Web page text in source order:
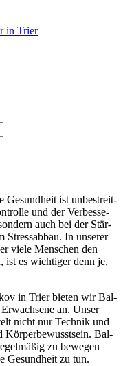
in Trier
Gesund­heit ist unbe­streit­
und der Ver­bes­se­
auch bei der Stär­
In unse­rer
vie­le Men­schen den
ist es wich­ti­ger denn je,
in Trier bie­ten wir Bal­
an. Unser
nicht nur Tech­nik und
Kör­per­be­wusst­sein. Bal­
zu bewe­gen
Gesund­heit zu tun.